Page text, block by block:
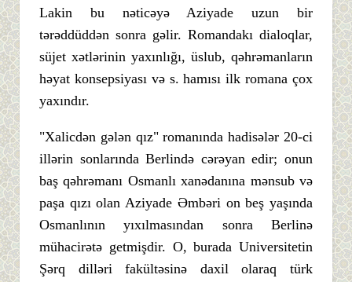
Lakin bu nəticəyə Aziyade uzun bir
tərəddüddən sonra gəlir. Romandakı dialoqlar,
süjet xətlərinin yaxınlığı, üslub, qəhrəmanların
həyat konsepsiyası və s. hamısı ilk romana çox
yaxındır.
"Xalicdən gələn qız" romanında hadisələr 20-ci
illərin sonlarında Berlində cərəyan edir; onun
baş qəhrəmanı Osmanlı xanədanına mənsub və
paşa qızı olan Aziyade Əmbəri on beş yaşında
Osmanlının yıxılmasından sonra Berlinə
mühacirətə getmişdir. O, burada Universitetin
Şərq dilləri fakültəsinə daxil olaraq türk